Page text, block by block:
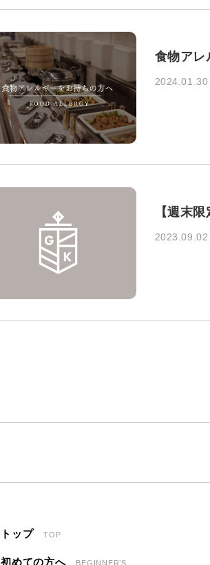
食物アレ
2024.01.30
【週末
2023.09.02
トップ TOP
初めての方へ BEGINNER’S